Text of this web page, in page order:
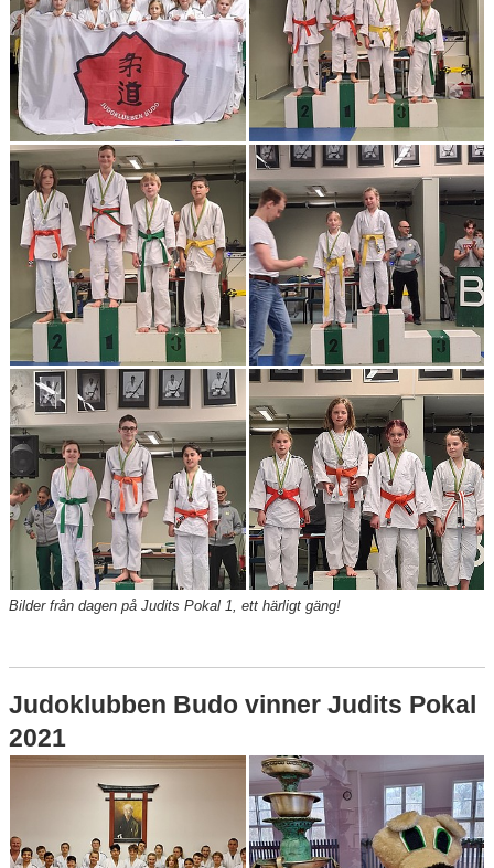
Bilder från dagen på Judits Pokal 1, ett härligt gäng!
Judoklubben Budo vinner Judits Pokal
2021